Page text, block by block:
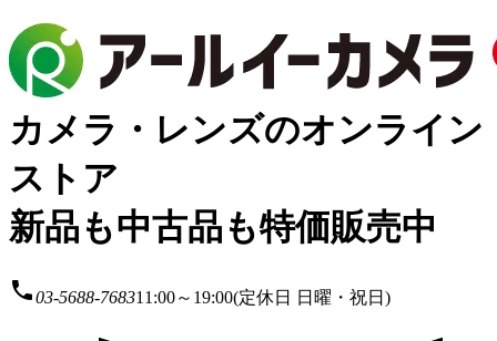
カメラ・レンズのオンライン
ストア
新品も中古品も特価販売中
local_phone03-5688-768311:00～19:00(定休日 日曜・祝日)